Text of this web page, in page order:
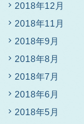
2018年12月
2018年11月
2018年9月
2018年8月
2018年7月
2018年6月
2018年5月